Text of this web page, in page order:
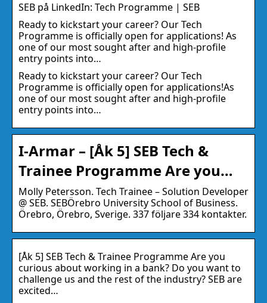
SEB på LinkedIn: Tech Programme | SEB
Ready to kickstart your career? Our Tech
Programme is officially open for applications! As
one of our most sought after and high-profile
entry points into…
Ready to kickstart your career? Our Tech
Programme is officially open for applications!As
one of our most sought after and high-profile
entry points into…
I-Armar – [Åk 5] SEB Tech &
Trainee Programme Are you…
Molly Petersson. Tech Trainee – Solution Developer
@ SEB. SEBÖrebro University School of Business.
Örebro, Örebro, Sverige. 337 följare 334 kontakter.
[Åk 5] SEB Tech & Trainee Programme Are you
curious about working in a bank? Do you want to
challenge us and the rest of the industry? SEB are
excited…